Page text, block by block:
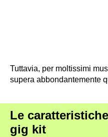
Tuttavia, per moltissimi
supera abbondantemente
Le
gig kit